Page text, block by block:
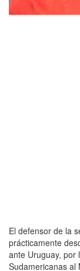
El defensor de la
prácticamente
ante Uruguay, por
Sudamericanas al